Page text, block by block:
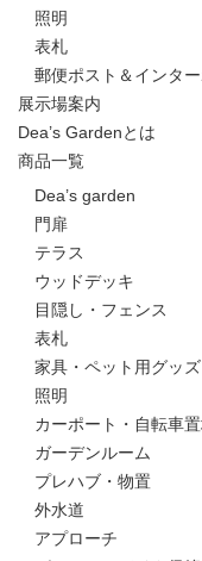
照明
表札
郵便ポスト＆インタ
展示場案内
Dea’s Gardenとは
商品一覧
Dea’s garden
門扉
テラス
ウッドデッキ
目隠し・フェンス
表札
家具・ペット用グッズ
照明
カーポート・自転車
ガーデンルーム
プレハブ・物置
外水道
アプローチ